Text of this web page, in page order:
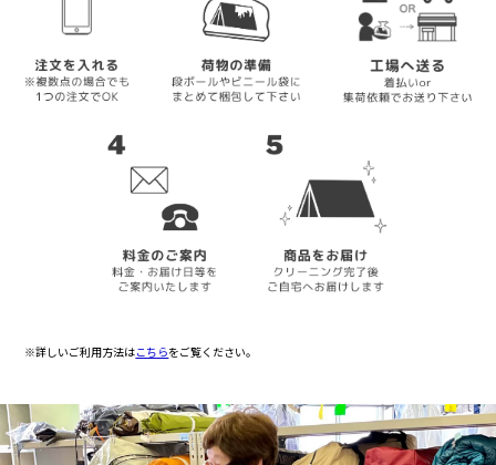
※詳しいご利用方法はこちらをご覧ください。